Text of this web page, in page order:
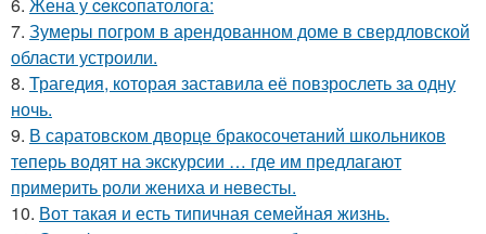
7. Зумеры погром в арендованном доме в свердловской
области устроили.
8. Трагедия, которая заставила её повзрослеть за одну
ночь.
9. В саратовском дворце бракосочетаний школьников
теперь водят на экскурсии … где им предлагают
примерить роли жениха и невесты.
10. Вот такая и есть типичная семейная жизнь.